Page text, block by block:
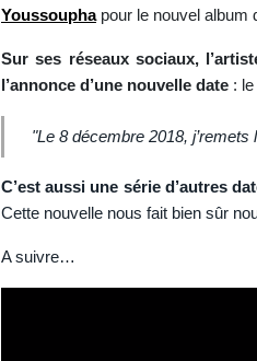
Youssouphapour le nouvel album
Sur ses réseaux sociaux,
l’annonce d’une nouvelle date :
"Le 8 décembre 2018, j’remets
C’est aussi une série d’autres
Cette nouvelle nous fait bien sûr
A suivre…